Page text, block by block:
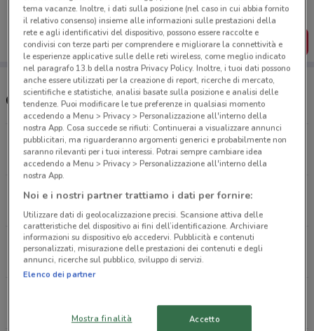
salvarle e creare la tua lista del risparmio, comodamente
dal tuo cellulare.
SCARICA L’APP
Conad Superstore e orari
Corso Francia 175/F Rivoli
2.5 km
CHIUSO
VIA ORVIETO ANG. VIA VEROLEN SNC Torino
8.1 km
CHIUSO
via Giovanni Falcone, 103 Avigliana
13.6 km
CHIUSO
tema vacanze. Inoltre, i dati sulla posizione (nel caso in cui abbia fornito
il relativo consenso) insieme alle informazioni sulle prestazioni della
rete e agli identificativi del dispositivo, possono essere raccolte e
condivisi con terze parti per comprendere e migliorare la connettività e
le esperienze applicative sulle delle reti wireless, come meglio indicato
nel paragrafo 13.b della nostra Privacy Policy. Inoltre, i tuoi dati possono
anche essere utilizzati per la creazione di report, ricerche di mercato,
scientifiche e statistiche, analisi basate sulla posizione e analisi delle
tendenze. Puoi modificare le tue preferenze in qualsiasi momento
accedendo a Menu > Privacy > Personalizzazione all'interno della
nostra App. Cosa succede se rifiuti: Continuerai a visualizzare annunci
pubblicitari, ma riguarderanno argomenti generici e probabilmente non
saranno rilevanti per i tuoi interessi. Potrai sempre cambiare idea
accedendo a Menu > Privacy > Personalizzazione all'interno della
nostra App.
Noi e i nostri partner trattiamo i dati per fornire:
Utilizzare dati di geolocalizzazione precisi. Scansione attiva delle
caratteristiche del dispositivo ai fini dell’identificazione. Archiviare
informazioni su dispositivo e/o accedervi. Pubblicità e contenuti
personalizzati, misurazione delle prestazioni dei contenuti e degli
annunci, ricerche sul pubblico, sviluppo di servizi.
Elenco dei partner
Mostra finalità Accetto